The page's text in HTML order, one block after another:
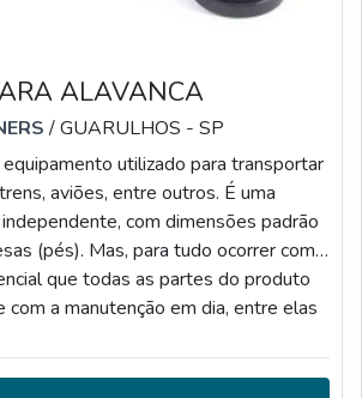
ALAVANCA
/ GUARULHOS - SP
utilizado para transportar
aviões, entre outros. É uma
com dimensões padrão
(pés). Mas, para tudo ocorrer com
que todas as partes do produto
a manutenção em dia, entre elas
dispositivos de